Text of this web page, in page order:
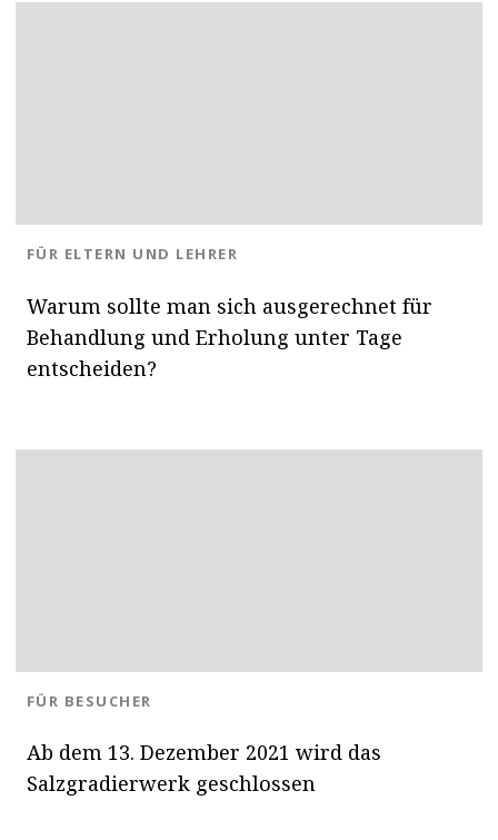
Warum sollte man sich ausgerechnet für
Behandlung und Erholung unter Tage
entscheiden?
BLOG.CATEGORY
FÜR ELTERN UND LEHRER
Ab dem 13. Dezember 2021 wird das
Salzgradierwerk geschlossen
BLOG.CATEGORY
FÜR BESUCHER